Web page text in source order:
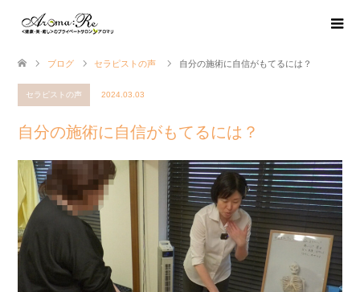
ブログ セラピストの声 自分の施術に自信がもてるには？
セラピストの声 2024.03.03
自分の施術に自信がもてるには？